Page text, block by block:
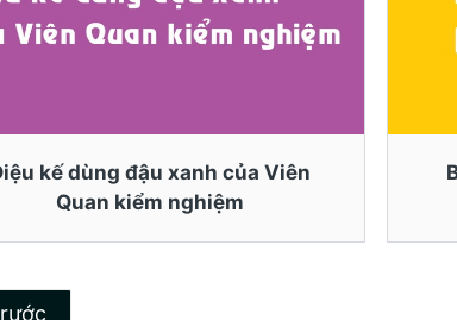
kế dùng đậu xanh của Viên
Quan kiểm nghiệm